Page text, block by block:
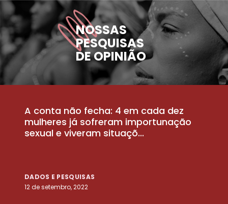
NOSSAS
PESQUISAS
DE OPINIÃO
A conta não fecha: 4 em cada dez
mulheres já sofreram importunação
sexual e viveram situaçõ...
DADOS E PESQUISAS
12 de setembro, 2022